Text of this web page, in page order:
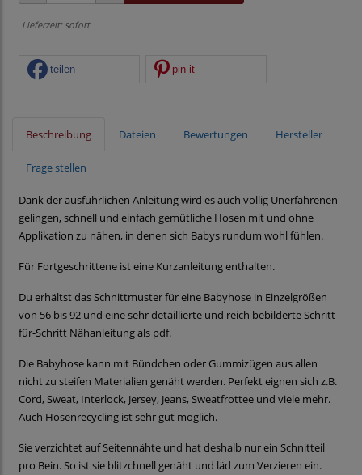
Lieferzeit: sofort
teilen pin it
Beschreibung Dateien Bewertungen Hersteller
Frage stellen
Dank der ausführlichen Anleitung wird es auch völlig Unerfahrenen
gelingen, schnell und einfach gemütliche Hosen mit und ohne
Applikation zu nähen, in denen sich Babys rundum wohl fühlen.
Für Fortgeschrittene ist eine Kurzanleitung enthalten.
Du erhältst das Schnittmuster für eine Babyhose in Einzelgrößen
von 56 bis 92 und eine sehr detaillierte und reich bebilderte Schritt-
für-Schritt Nähanleitung als pdf.
Die Babyhose kann mit Bündchen oder Gummizügen aus allen
nicht zu steifen Materialien genäht werden. Perfekt eignen sich z.B.
Cord, Sweat, Interlock, Jersey, Jeans, Sweatfrottee und viele mehr.
Auch Hosenrecycling ist sehr gut möglich.
Sie verzichtet auf Seitennähte und hat deshalb nur ein Schnitteil
pro Bein. So ist sie blitzchnell genäht und läd zum Verzieren ein.